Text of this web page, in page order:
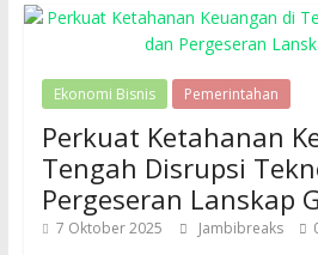
Ekonomi Bisnis Pemerintahan
Perkuat Ketahanan
Tengah Disrupsi
Pergeseran Lanskap
7 Oktober 2025 Jambibreaks